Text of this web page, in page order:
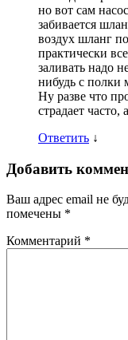
но вот сам
забивается
воздух шланг
практически
заливать надо
нибудь с полки
Ну разве что
страдает часто,
Ответить ↓
Добавить
Ваш адрес email не
помечены *
Комментарий *